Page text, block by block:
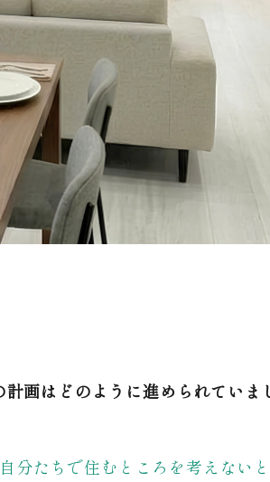
画はどのように進められていま
分たちで住むところを考えない